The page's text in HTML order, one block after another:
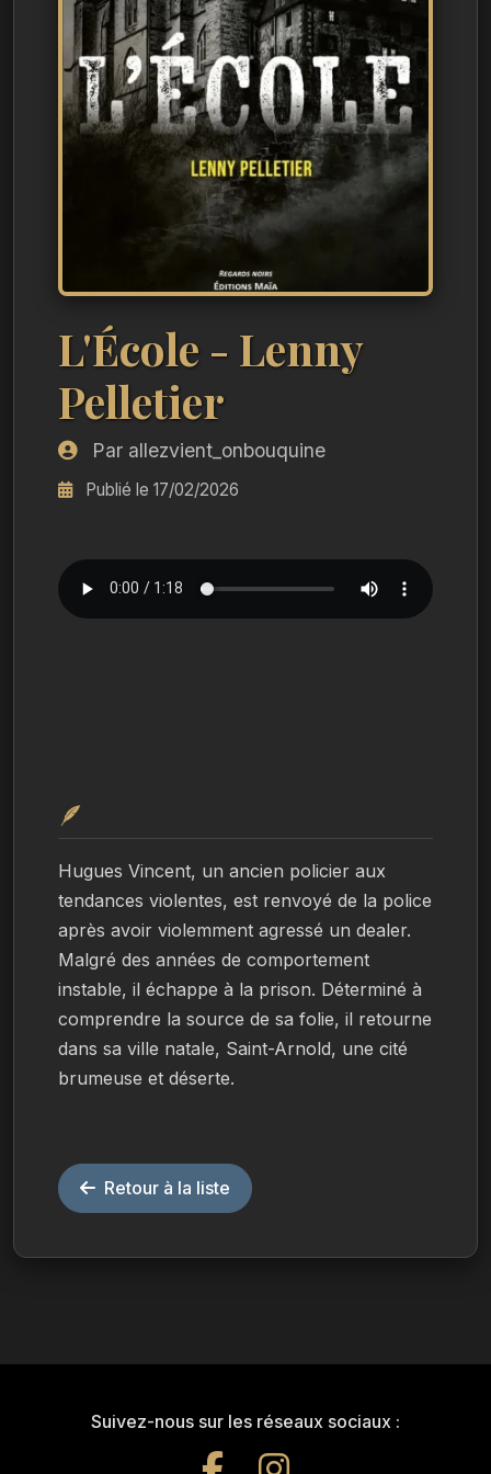
L'École - Lenny
Pelletier
Par allezvient_onbouquine
Publié le 17/02/2026
🪶
Hugues Vincent, un ancien policier aux
tendances violentes, est renvoyé de la police
après avoir violemment agressé un dealer.
Malgré des années de comportement
instable, il échappe à la prison. Déterminé à
comprendre la source de sa folie, il retourne
dans sa ville natale, Saint-Arnold, une cité
brumeuse et déserte.
Retour à la liste
Suivez-nous sur les réseaux sociaux :